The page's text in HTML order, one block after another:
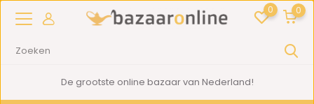
0 0
De grootste online bazaar van Nederland!